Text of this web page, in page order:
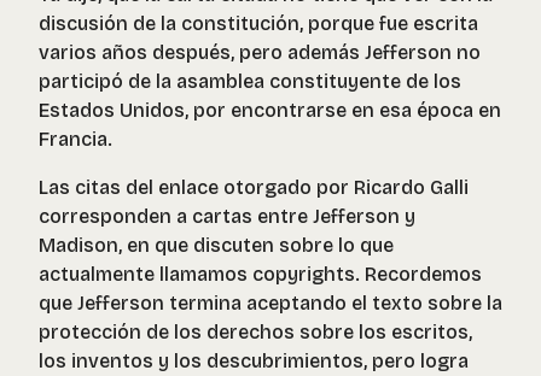
discusión de la constitución, porque fue escrita
varios años después, pero además Jefferson no
participó de la asamblea constituyente de los
Estados Unidos, por encontrarse en esa época en
Francia.
Las citas del enlace otorgado por Ricardo Galli
corresponden a cartas entre Jefferson y
Madison, en que discuten sobre lo que
actualmente llamamos copyrights. Recordemos
que Jefferson termina aceptando el texto sobre la
protección de los derechos sobre los escritos,
los inventos y los descubrimientos, pero logra